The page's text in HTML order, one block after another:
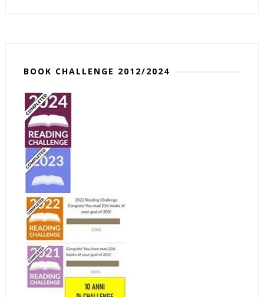
BOOK CHALLENGE 2012/2024